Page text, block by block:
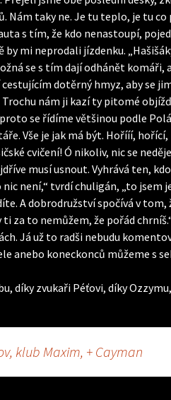
Nám taky ne. Je tu teplo, je tu
s tím, že kdo nenastoupí,
mi neprodali jízdenku.
se s tím dají odhánět
dotěrný hmyz, aby se
nám ji kazí ty pitomé
se řídíme většinou podle
Vše je jak má být. Hořííí,
cvičení! Ó nikoliv, nic se
musí usnout. Vyhrává ten,
nic není,“ tvrdí chuligán, „to
A dobrodružství spočívá v tom,
za to nemůžem, že pořád
Já už to radši nebudu
koneckonců můžeme s
díky zvukaři Péťovi, díky
klub Maxim, + Cayman